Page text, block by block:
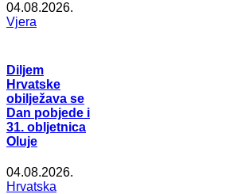
04.08.2026.
Vjera
Diljem
Hrvatske
obilježava se
Dan pobjede i
31. obljetnica
Oluje
04.08.2026.
Hrvatska